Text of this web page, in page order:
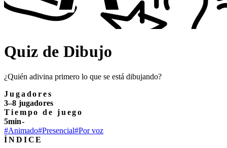
Quiz de Dibujo
¿Quién adivina primero lo que se está dibujando?
Jugadores
3–8 jugadores
Tiempo de juego
5min-
#Animado#Presencial#Por voz
ÍNDICE